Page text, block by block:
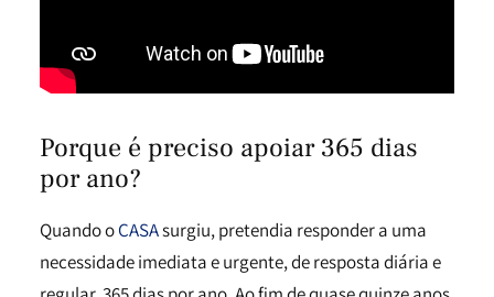
Porque é preciso apoiar 365 dias
por ano?
Quando oCASAsurgiu, pretendia responder a uma
necessidade imediata e urgente, de resposta diária e